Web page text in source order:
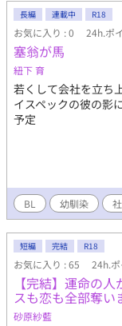
長編 連載中 R18
お気に入り : 0 24h.ポ
塞翁が馬
紐下 育
若くして会社を立ち
イスペックの彼の影
予定
BL 幼馴染
短編 完結 R18
お気に入り : 65 24h.
【完結】運命の
スも恋も全部奪い
砂原紗藍